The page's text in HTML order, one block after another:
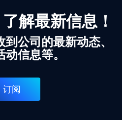
了解最新信息！
公司的最新动态、
信息等。
订阅